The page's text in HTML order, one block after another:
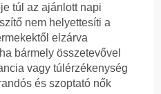
túl az ajánlott napi
nem helyettesíti a
elzárva
bármely összetevővel
vagy túlérzékenység
és szoptató nők